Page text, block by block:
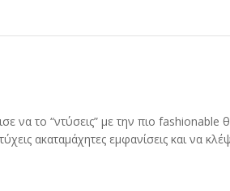
να το “ντύσεις” με την πιο fashionable
ακαταμάχητες εμφανίσεις και να